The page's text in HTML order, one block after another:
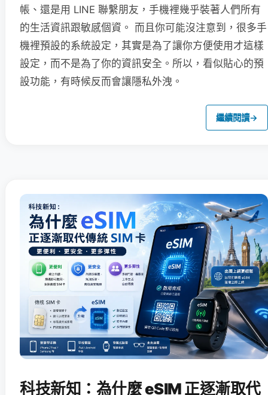
帳、還是用 LINE 聯繫朋友，手機裡幾乎裝著人們所有
的生活資訊跟敏感個資。 而且你可能沒注意到，很多手
機裡預設的系統設定，其實是為了讓你方便使用才這樣
設定，而不是為了你的資訊安全。所以，看似貼心的預
設功能，有時候反而會讓隱私外洩。
繼續閱讀→
科技新知：為什麼 eSIM 正逐漸取代